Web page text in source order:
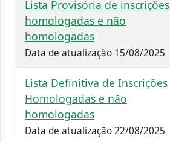
Lista Provisória de inscrições
homologadas e não
homologadas
Data de atualização 15/08/2025
Lista Definitiva de Inscrições
Homologadas e não
homologadas
Data de atualização 22/08/2025